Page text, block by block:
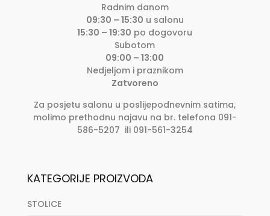
Radnim danom
09:30 – 15:30 u salonu
15:30 – 19:30 po dogovoru
Subotom
09:00 – 13:00
Nedjeljom i praznikom
Zatvoreno
Za posjetu salonu u poslijepodnevnim satima,
molimo prethodnu najavu na br. telefona 091-
586-5207 ili 091-561-3254
KATEGORIJE PROIZVODA
STOLICE